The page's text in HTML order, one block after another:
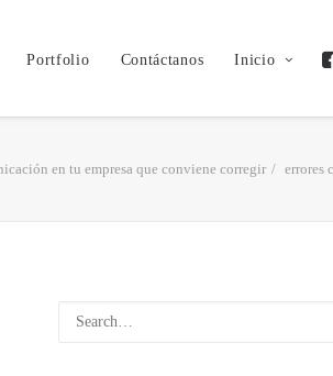
Portfolio Contáctanos Inicio
en tu empresa que conviene corregir errores